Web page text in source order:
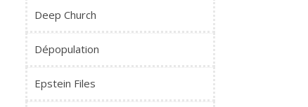
Deep Church
Dépopulation
Epstein Files